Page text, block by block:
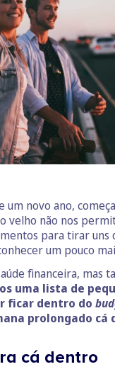
um novo ano,
velho não nos
para tirar uns
um pouco
financeira, mas
uma lista de
ficar dentro do
prolongado
cá dentro